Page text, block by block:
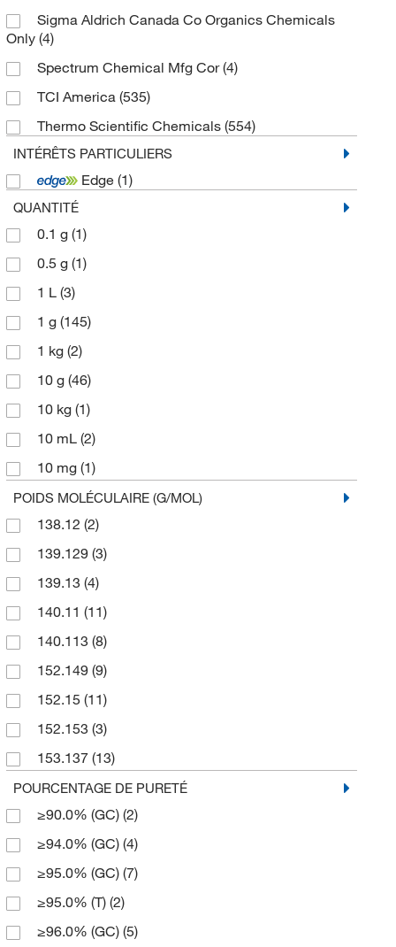
Sigma Aldrich Canada Co Organics Chemicals
Only (4)
Spectrum Chemical Mfg Cor(4)
TCI America (535)
Thermo Scientific Chemicals (554)
INTÉRÊTS PARTICULIERS
Edge (1)
QUANTITÉ
0.1 g (1)
0.5 g (1)
1 L (3)
1 g (145)
1 kg (2)
10 g (46)
10 kg (1)
10 mL (2)
10 mg (1)
100 g(82)
100 mL(5)
100 mg(1)
1000 g (5)
12 kg(1)
125 g(1)
2 g(3)
2.5 kg(2)
200 mg (4)
25 g(324)
25 mL(2)
25 mg(1)
250 g(30)
250 mg (15)
2500 g(1)
3 kg(1)
POIDS MOLÉCULAIRE (G/MOL)
138.12 (2)
139.129 (3)
139.13 (4)
140.11 (11)
140.113 (8)
152.149 (9)
152.15 (11)
152.153 (3)
153.137 (13)
153.14(10)
153.16(2)
154.12(8)
154.121(5)
154.14(32)
154.144(2)
POURCENTAGE DE PURETÉ
≥90.0% (GC) (2)
≥94.0% (GC) (4)
≥95.0% (GC) (7)
≥95.0% (T) (2)
≥96.0% (GC) (5)